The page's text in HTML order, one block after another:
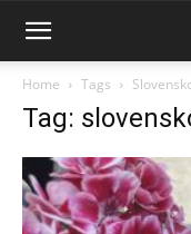
Home Tags
Tag: